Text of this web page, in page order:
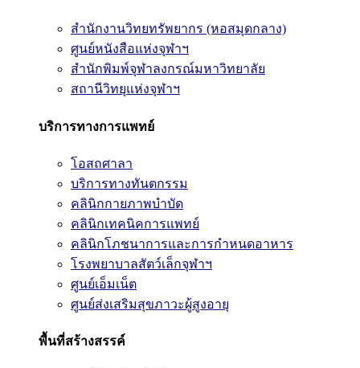
สำนักงานวิทยทรัพยากร (หอสมุดกลาง)
ศูนย์หนังสือแห่งจุฬาฯ
สำนักพิมพ์จุฬาลงกรณ์มหาวิทยาลัย
สถานีวิทยุแห่งจุฬาฯ
บริการทางการแพทย์
โอสถศาลา
บริการทางทันตกรรม
คลินิกกายภาพบำบัด
คลินิกเทคนิคการแพทย์
คลินิกโภชนาการและการกำหนดอาหาร
โรงพยาบาลสัตว์เล็กจุฬาฯ
ศูนย์เอ็มเน็ต
ศูนย์ส่งเสริมสุขภาวะผู้สูงอายุ
พื้นที่สร้างสรรค์